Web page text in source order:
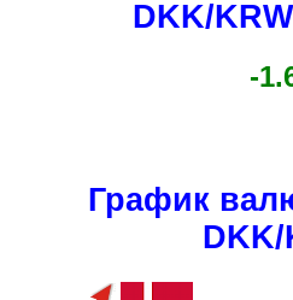
DKK/
-
График
DKK/